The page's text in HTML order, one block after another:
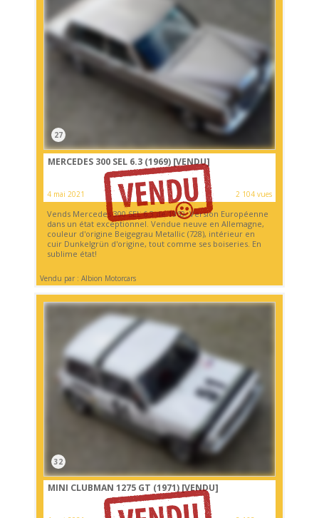
27
MERCEDES 300 SEL 6.3 (1969) [VENDU]
4 mai 2021 2 104 vues
Vends Mercedes 300 SEL 6.3 de 1969. Version Européenne
dans un état exceptionnel. Vendue neuve en Allemagne,
couleur d'origine Beigegrau Metallic (728), intérieur en
cuir Dunkelgrün d'origine, tout comme ses boiseries. En
sublime état!
Vendu par : Albion Motorcars
32
MINI CLUBMAN 1275 GT (1971) [VENDU]